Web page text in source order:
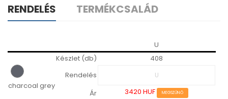
RENDELÉS
TERMÉKCSALÁD
U
charcoal grey
Készlet (db)
408
Rendelés
Ár
3420 HUF MEGSZŰNŐ